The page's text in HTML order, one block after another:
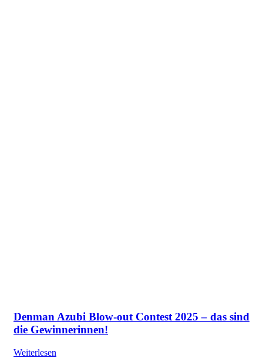
Denman Azubi Blow-out Contest 2025 – das sind
die Gewinnerinnen!
Weiterlesen